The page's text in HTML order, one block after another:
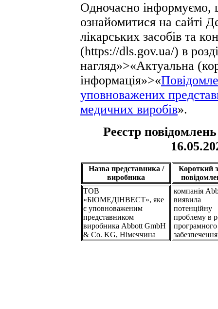
Одночасно
ознайомитися на сайті
лікарських засобів та
(https://dls.gov.ua/) в
нагляд»>«Актуальна
інформація»>«
уповноважених
медичних виробів».
Реєстр
Назва представника /
виробника
Короткий
ТОВ
«БІОМЕДІНВЕСТ», яке
є уповноваженим
представником
виробника Abbott GmbH
& Co. KG, Німеччина
компанія
виявила
потенційну
проблему в
програмного
забезпечення